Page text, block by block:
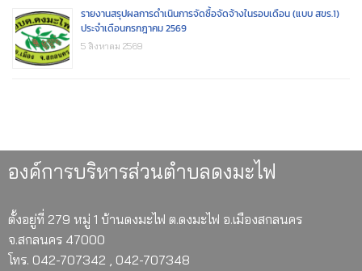
รายงานสรุปผลการดำเนินการจัดซื้อจัดจ้างในรอบเดือน (แบบ สขร.1)
ประจำเดือนกรกฎาคม 2569
5 สิงหาคม 2569
องค์การบริหารส่วนตำบลดงมะไฟ
ตั้งอยู่ที่ 279 หมู่ 1 บ้านดงมะไฟ ต.ดงมะไฟ อ.เมืองสกลนคร
จ.สกลนคร 47000
โทร. 042-707342 , 042-707348